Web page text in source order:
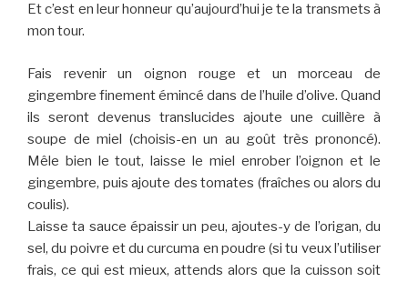
Et c’est en leur honneur qu’aujourd’hui je te la transmets à
mon tour.
Fais revenir un oignon rouge et un morceau de
gingembre finement émincé dans de l’huile d’olive. Quand
ils seront devenus translucides ajoute une cuillère à
soupe de miel (choisis-en un au goût très prononcé).
Mêle bien le tout, laisse le miel enrober l’oignon et le
gingembre, puis ajoute des tomates (fraîches ou alors du
coulis).
Laisse ta sauce épaissir un peu, ajoutes-y de l’origan, du
sel, du poivre et du curcuma en poudre (si tu veux l’utiliser
frais, ce qui est mieux, attends alors que la cuisson soit